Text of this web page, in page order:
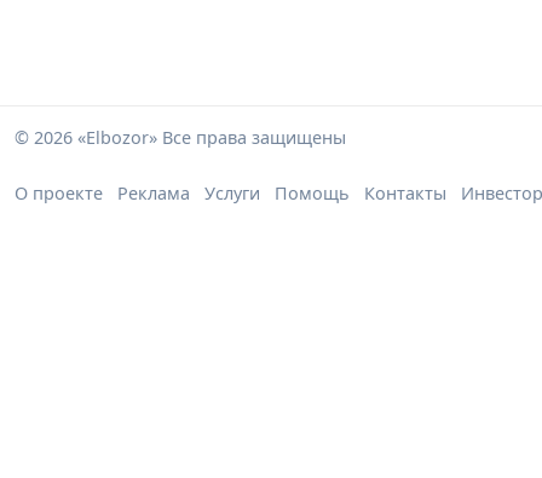
© 2026 «Elbozor» Все права защищены
О проекте Реклама Услуги Помощь Контакты